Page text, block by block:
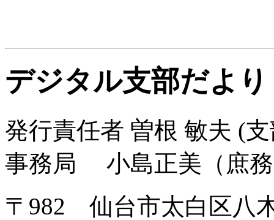
デジタル支部だよ
発行責任者 曽根 敏夫 (
事務局 小島正美（庶
〒982 仙台市太白区八